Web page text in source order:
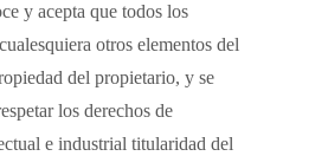
y acepta que todos los
otros elementos del
del propietario, y se
los derechos de
e industrial titularidad del